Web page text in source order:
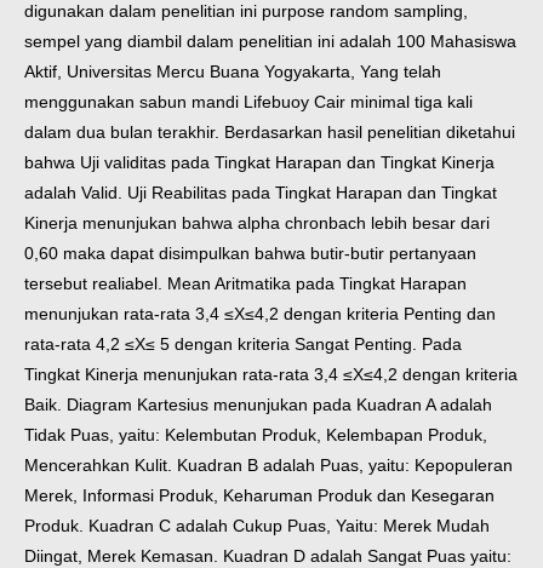
digunakan dalam penelitian ini purpose random sampling,
sempel yang diambil dalam penelitian ini adalah 100 Mahasiswa
Aktif, Universitas Mercu Buana Yogyakarta, Yang telah
menggunakan sabun mandi Lifebuoy Cair minimal tiga kali
dalam dua bulan terakhir. Berdasarkan hasil penelitian diketahui
bahwa Uji validitas pada Tingkat Harapan dan Tingkat Kinerja
adalah Valid. Uji Reabilitas pada Tingkat Harapan dan Tingkat
Kinerja menunjukan bahwa alpha chronbach lebih besar dari
0,60 maka dapat disimpulkan bahwa butir-butir pertanyaan
tersebut realiabel. Mean Aritmatika pada Tingkat Harapan
menunjukan rata-rata 3,4 ≤X≤4,2 dengan kriteria Penting dan
rata-rata 4,2 ≤X≤ 5 dengan kriteria Sangat Penting. Pada
Tingkat Kinerja menunjukan rata-rata 3,4 ≤X≤4,2 dengan kriteria
Baik. Diagram Kartesius menunjukan pada Kuadran A adalah
Tidak Puas, yaitu: Kelembutan Produk, Kelembapan Produk,
Mencerahkan Kulit. Kuadran B adalah Puas, yaitu: Kepopuleran
Merek, Informasi Produk, Keharuman Produk dan Kesegaran
Produk. Kuadran C adalah Cukup Puas, Yaitu: Merek Mudah
Diingat, Merek Kemasan. Kuadran D adalah Sangat Puas yaitu: